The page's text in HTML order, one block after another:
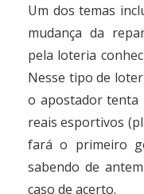
Um dos temas
mudança da
pela loteria
Nesse tipo de
o apostador tenta
reais esportivos
fará o primeiro
sabendo de
caso de acerto.